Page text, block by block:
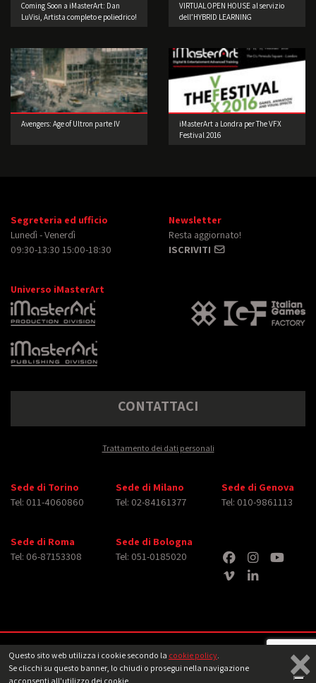
Questo sito web utilizza i cookie secondo la cookie policy.
Se clicchi su questo banner, lo chiudi o prosegui nella navigazione
acconsenti all'utilizzo dei cookie.
×
Coming Soon a iMasterArt: Dan
LuVisi, Artista completo e poliedrico!
VIRTUAL OPEN HOUSE al servizio
dell’HYBRID LEARNING
Avengers: Age of Ultron parte IV
iMasterArt a Londra per The VFX
Festival 2016
Segreteria ed ufficio
Lunedì - Venerdì
09:30-13:30 15:00-18:30
Newsletter
Resta aggiornato!
ISCRIVITI
Universo iMasterArt
CONTATTACI
Trattamento dei dati personali
Sede di Torino
Tel: 011-4060860
Sede di Milano
Tel: 02-84161377
Sede di Genova
Tel: 010-9861113
Sede di Roma
Tel: 06-87153308
Sede di Bologna
Tel: 051-0185020
Copyright © 2026 iMasterArt S.r.l. ‐ All rights reserved. Tutti i diritti relativi ad
immagini e video pubblicati sono dei rispettiviaventi diritto Note legali